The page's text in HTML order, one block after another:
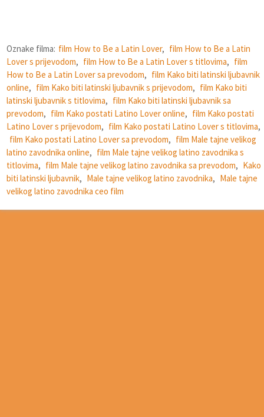
Oznake filma: film How to Be a Latin Lover, film How to Be a Latin
Lover s prijevodom, film How to Be a Latin Lover s titlovima, film
How to Be a Latin Lover sa prevodom, film Kako biti latinski ljubavnik
online, film Kako biti latinski ljubavnik s prijevodom, film Kako biti
latinski ljubavnik s titlovima, film Kako biti latinski ljubavnik sa
prevodom, film Kako postati Latino Lover online, film Kako postati
Latino Lover s prijevodom, film Kako postati Latino Lover s titlovima,
film Kako postati Latino Lover sa prevodom, film Male tajne velikog
latino zavodnika online, film Male tajne velikog latino zavodnika s
titlovima, film Male tajne velikog latino zavodnika sa prevodom, Kako
biti latinski ljubavnik, Male tajne velikog latino zavodnika, Male tajne
velikog latino zavodnika ceo film